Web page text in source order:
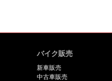
バイク販売
新車販売
中古車販売